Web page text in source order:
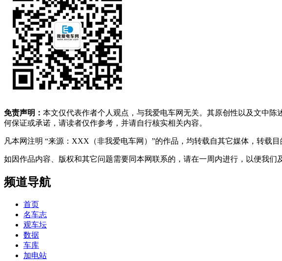
免责声明： 本文仅代表作者个人观点，与我爱电车网无关。其原创性以及文中
何保证或承诺，请读者仅作参考，并请自行核实相关内容。
凡本网注明 “来源：XXX（非我爱电车网）”的作品，均转载自其它媒体，转载
如因作品内容、版权和其它问题需要同本网联系的，请在一周内进行，以便我们
频道导航
首页
名车志
观车坛
数据
车库
加电站